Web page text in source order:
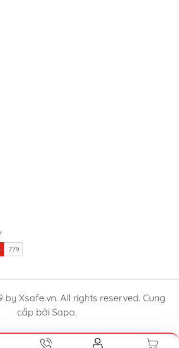
by Xsafe.vn. All rights reserved. Cung
cấp bởi Sapo.